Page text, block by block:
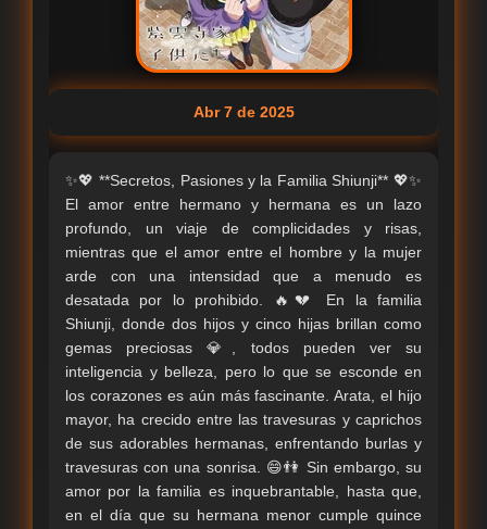
Abr 7 de 2025
✨💖 **Secretos, Pasiones y la Familia Shiunji** 💖✨
El amor entre hermano y hermana es un lazo
profundo, un viaje de complicidades y risas,
mientras que el amor entre el hombre y la mujer
arde con una intensidad que a menudo es
desatada por lo prohibido. 🔥💔 En la familia
Shiunji, donde dos hijos y cinco hijas brillan como
gemas preciosas 💎, todos pueden ver su
inteligencia y belleza, pero lo que se esconde en
los corazones es aún más fascinante. Arata, el hijo
mayor, ha crecido entre las travesuras y caprichos
de sus adorables hermanas, enfrentando burlas y
travesuras con una sonrisa. 😄👫 Sin embargo, su
amor por la familia es inquebrantable, hasta que,
en el día que su hermana menor cumple quince